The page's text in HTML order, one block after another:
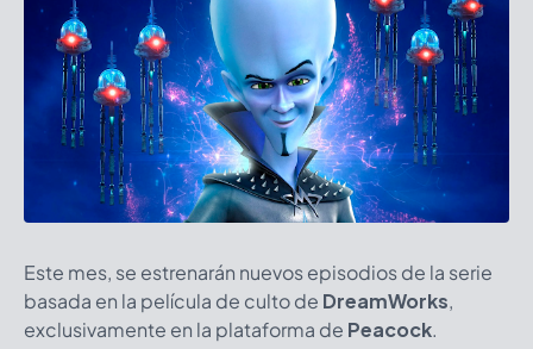
Este mes, se estrenarán nuevos episodios de la serie
basada en la película de culto de DreamWorks,
exclusivamente en la plataforma de Peacock.